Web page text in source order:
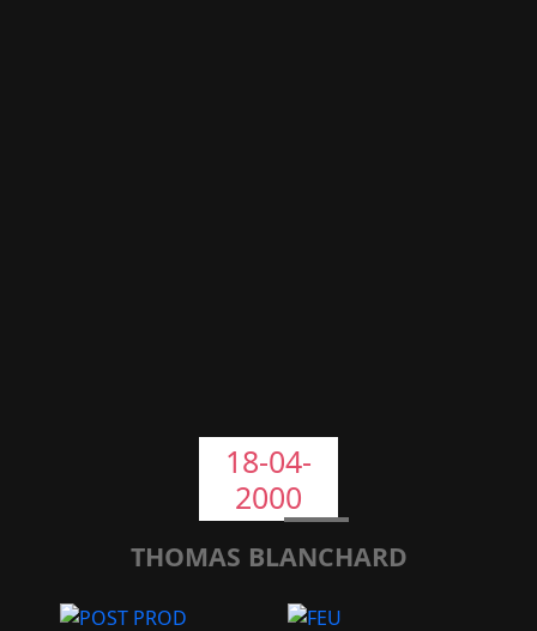
18-04-
2000
THOMAS BLANCHARD